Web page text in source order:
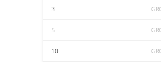
3
5
10